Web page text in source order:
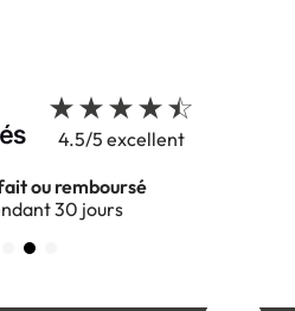
4.5/5 excellent
ou remboursé
30 jours